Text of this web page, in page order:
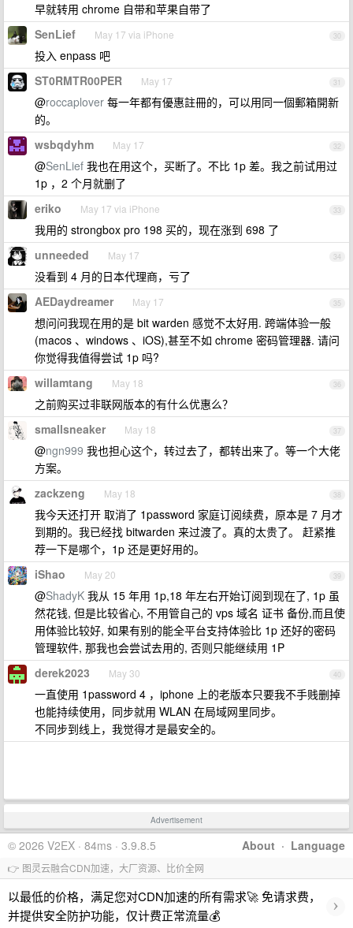
早就转用 chrome 自带和苹果自带了
30
SenLief May 17 via iPhone
投入 enpass 吧
31
ST0RMTR00PER May 17
@roccaplover 每一年都有優惠註冊的，可以用同一個郵箱開新
的。
32
wsbqdyhm May 17
@SenLief 我也在用这个，买断了。不比 1p 差。我之前试用过
1p ，2 个月就删了
33
eriko May 17 via iPhone
我用的 strongbox pro 198 买的，现在涨到 698 了
34
unneeded May 17
没看到 4 月的日本代理商，亏了
35
AEDaydreamer May 17
想问问我现在用的是 bit warden 感觉不太好用. 跨端体验一般
(macos 、windows 、iOS),甚至不如 chrome 密码管理器. 请问
你觉得我值得尝试 1p 吗?
36
willamtang May 18
之前购买过非联网版本的有什么优惠么？
37
smallsneaker May 18
@ngn999 我也担心这个，转过去了，都转出来了。等一个大佬
方案。
38
zackzeng May 18
我今天还打开 取消了 1password 家庭订阅续费，原本是 7 月才
到期的。我已经找 bitwarden 来过渡了。真的太贵了。 赶紧推
荐一下是哪个，1p 还是更好用的。
39
iShao May 20
@ShadyK 我从 15 年用 1p,18 年左右开始订阅到现在了, 1p 虽
然花钱, 但是比较省心, 不用管自己的 vps 域名 证书 备份,而且使
用体验比较好, 如果有别的能全平台支持体验比 1p 还好的密码
管理软件, 那我也会尝试去用的, 否则只能继续用 1P
40
derek2023 May 30
一直使用 1password 4 ，iphone 上的老版本只要我不手贱删掉
也能持续使用，同步就用 WLAN 在局域网里同步。
不同步到线上，我觉得才是最安全的。
Advertisement
About · Language
© 2026 V2EX · 84ms · 3.9.8.5
👉 图灵云融合CDN加速，大厂资源、比价全网
以最低的价格，满足您对CDN加速的所有需求🚀 免请求费，
并提供安全防护功能，仅计费正常流量💰
›